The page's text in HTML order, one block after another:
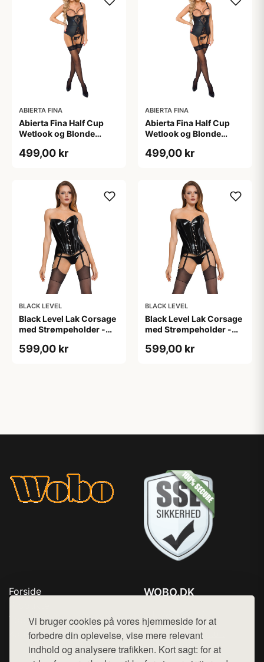
Vi bruger cookies på vores hjemmeside for at
forbedre din oplevelse, vise mere relevant
indhold og analysere trafikken. Kort sagt: for at
ABIERTA FINA
Abierta Fina Half Cup
Wetlook og Blonde
499,00 kr
ABIERTA FINA
Abierta Fina Half Cup
Wetlook og Blonde
499,00 kr
BLACK LEVEL
Black Level Lak Corsage
med Strømpeholder -
599,00 kr
BLACK LEVEL
Black Level Lak Corsage
med Strømpeholder -
599,00 kr
Forside
Top Rabatter
Kontakt
WOBO.DK
Mail: hej@want.dk
Cookie- og privatlivspolitik